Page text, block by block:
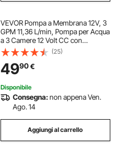
VEVOR Pompa a Membrana 12V, 3
GPM 11,36 L/min, Pompa per Acqua
a 3 Camere 12 Volt CC con
Pressostato Automatico 40-100 PSI
Regolabile, 50 PSI, Porta MNPT per
Camper Yacht Food Truck Camper
Nautica
(25)
4990€
Disponibile
Consegna:non appena Ven.
Ago. 14
Aggiungi al carrello